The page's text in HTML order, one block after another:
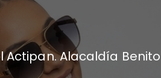
Actipan. Alacaldía